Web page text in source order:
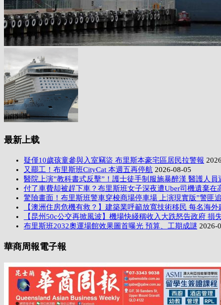
最新上载
疑僅10歲孩童參與入室竊盜 布里斯本豪宅區居民拉警報
又罷工！布里斯班CityCat 本週五再停航 2026-08-05
醫院上演”教科書式反擊”！護士徒手制服施暴醉漢 醫護人員
付了車費却被趕下車？布里斯班女子深夜遭Uber司機遺棄在
驚險畫面！布里斯班警車穿梭商場停車場 上演現實版”警匪
【澳洲住房危機有救？】建築業呼籲放寬技術移民 每名海
【昆州50c公交再掀風波】機場快綫稱收入大跌怒告政府 損
布里斯班2032奧運場館效果圖首曝光 預算、工期成謎 2026-
華商周報電子報